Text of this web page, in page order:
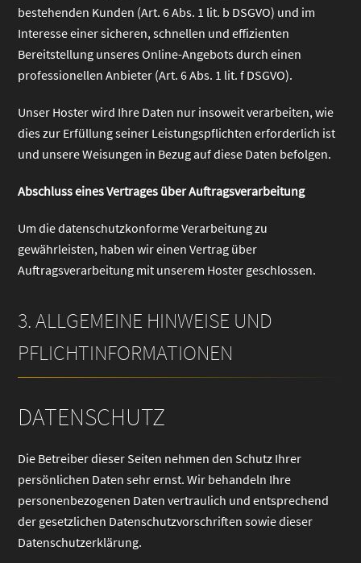
bestehenden Kunden (Art. 6 Abs. 1 lit. b DSGVO) und im
Interesse einer sicheren, schnellen und effizienten
Bereitstellung unseres Online-Angebots durch einen
professionellen Anbieter (Art. 6 Abs. 1 lit. f DSGVO).
Unser Hoster wird Ihre Daten nur insoweit verarbeiten, wie
dies zur Erfüllung seiner Leistungspflichten erforderlich ist
und unsere Weisungen in Bezug auf diese Daten befolgen.
Abschluss eines Vertrages über Auftragsverarbeitung
Um die datenschutzkonforme Verarbeitung zu
gewährleisten, haben wir einen Vertrag über
Auftragsverarbeitung mit unserem Hoster geschlossen.
3. ALLGEMEINE HINWEISE UND
PFLICHTINFORMATIONEN
DATENSCHUTZ
Die Betreiber dieser Seiten nehmen den Schutz Ihrer
persönlichen Daten sehr ernst. Wir behandeln Ihre
personenbezogenen Daten vertraulich und entsprechend
der gesetzlichen Datenschutzvorschriften sowie dieser
Datenschutzerklärung.